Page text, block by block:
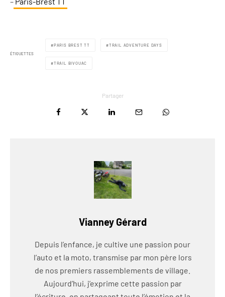
ÉTIQUETTES
PARIS BREST TT TRAIL ADVENTURE DAYS
TRAIL BIVOUAC
Partager
Vianney Gérard
Depuis l’enfance, je cultive une passion pour
l’auto et la moto, transmise par mon père lors
de nos premiers rassemblements de village.
Aujourd’hui, j’exprime cette passion par